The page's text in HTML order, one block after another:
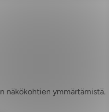
näkökohtien ymmärtämistä.